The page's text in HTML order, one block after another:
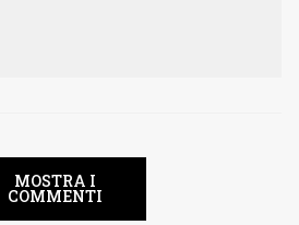
MOSTRA I
COMMENTI